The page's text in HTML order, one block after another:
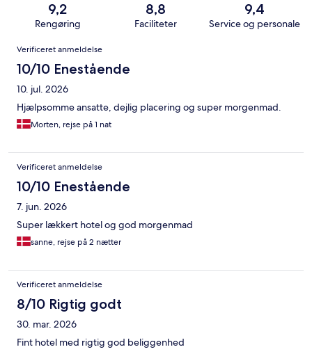
9,2
Rengøring
8,8
Faciliteter
9,4
Service og personale
Anmeldelser
Verificeret anmeldelse
10/10 Enestående
10. jul. 2026
Hjælpsomme ansatte, dejlig placering og super morgenmad.
Morten, rejse på 1 nat
Verificeret anmeldelse
10/10 Enestående
7. jun. 2026
Super lækkert hotel og god morgenmad
sanne, rejse på 2 nætter
Verificeret anmeldelse
8/10 Rigtig godt
30. mar. 2026
Fint hotel med rigtig god beliggenhed